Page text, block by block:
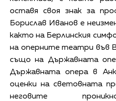
оставя своя знак за
Борислав Иванов е
както на Берлинския
на оперните театри във
също на Държавната
Държавната опера в
оценки на световната
неговите